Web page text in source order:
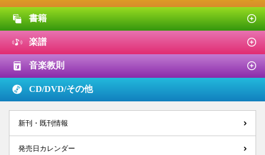
書籍
楽譜
音楽教則
CD/DVD/その他
新刊・既刊情報
発売日カレンダー